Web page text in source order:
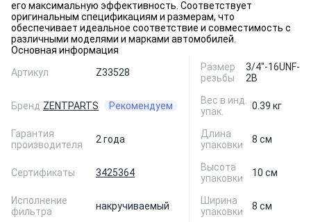
его максимальную эффективность. Соответствует
оригинальным спецификациям и размерам, что
обеспечивает идеальное соответствие и совместимость с
различными моделями и марками автомобилей.
Основная информация
Артикул
Z33528
Бренд ZENTPARTS Рекомендуем
Гарантия
производителя
2 года
Сертификаты 3425364
Исполнение
фильтра
накручиваемый
Размер
резьбы
3/4"-16UNF-
2B
Вес в инд.
упак.
0.39 кг
Длина
упаковки
8 см
Высота
упаковки
10 см
Ширина
упаковки
8 см